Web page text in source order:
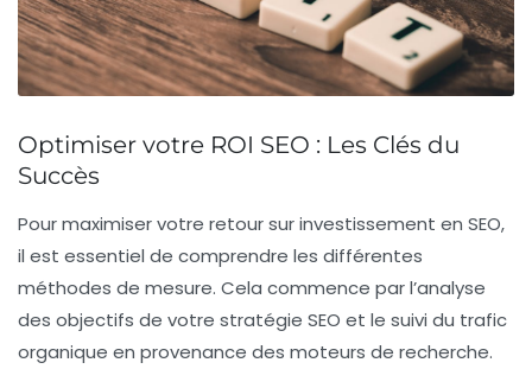
Optimiser votre ROI SEO : Les Clés du
Succès
Pourmaximiser votre retour sur investissement en SEO,
il est essentiel de comprendre les différentes
méthodes de mesure. Cela commence par l’analyse
des objectifs de votre stratégie SEO et le suivi du trafic
organique en provenance des moteurs de recherche.